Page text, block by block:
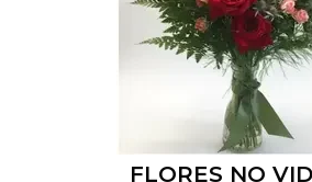
FLORES NO